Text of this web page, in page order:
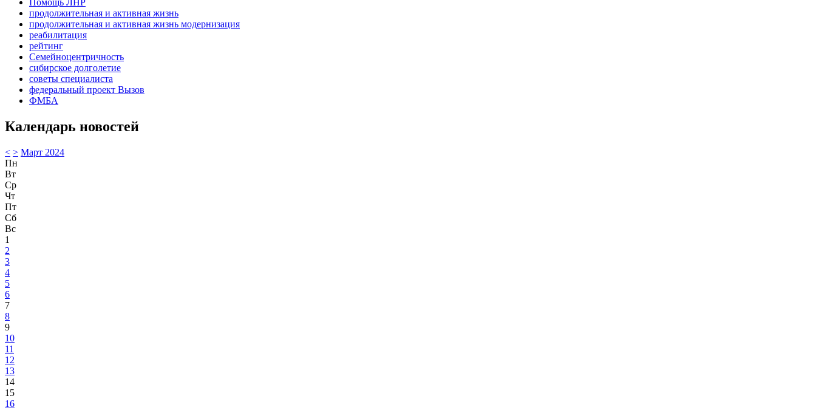
продолжительная и активная жизнь
продолжительная и активная жизнь модернизация
реабилитация
рейтинг
Семейноцентричность
сибирское долголетие
советы специалиста
федеральный проект Вызов
ФМБА
Календарь новостей
< > Март 2024
Пн
Вт
Ср
Чт
Пт
Сб
Вс
1
2
3
4
5
6
7
8
9
10
11
12
13
14
15
16